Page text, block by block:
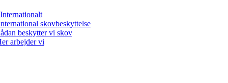
Internationalt
skovbeskyttelse
beskytter vi skov
arbejder vi